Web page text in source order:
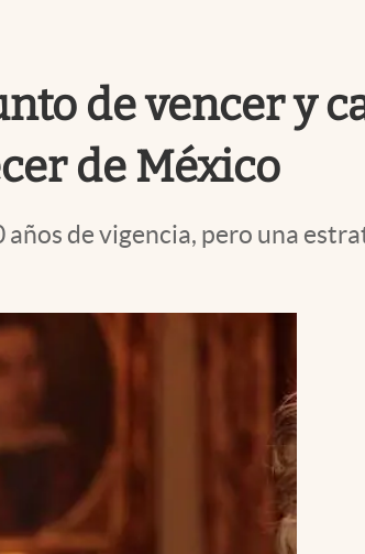
de vencer y
de México
de vigencia, pero una